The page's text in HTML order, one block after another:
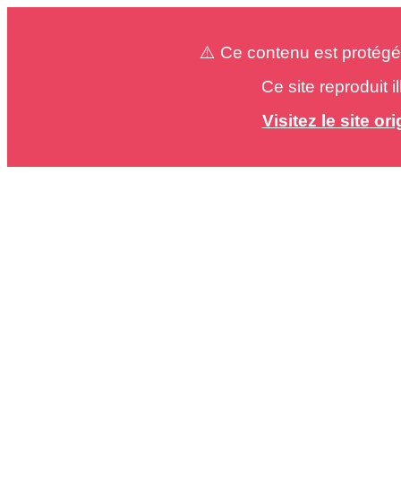
⚠️ Ce contenu est
Ce site reproduit
Visitez le site